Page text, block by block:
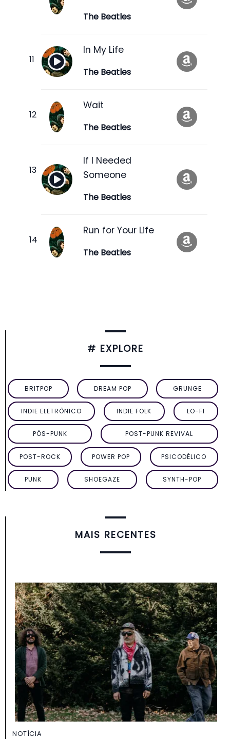
The Beatles
In My Life
The Beatles
Wait
The Beatles
If I Needed
Someone
The Beatles
Run for Your Life
The Beatles
# EXPLORE
BRITPOP DREAM POP GRUNGE
INDIE ELETRÔNICO INDIE FOLK LO-FI
PÓS-PUNK POST-PUNK REVIVAL
POST-ROCK POWER POP PSICODÉLICO
PUNK SHOEGAZE SYNTH-POP
MAIS RECENTES
NOTÍCIA